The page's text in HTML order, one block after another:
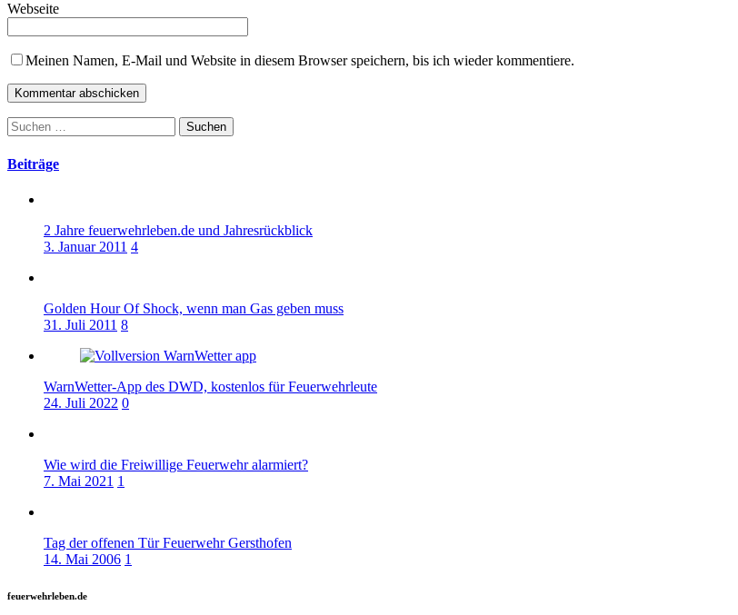
Webseite
Meinen Namen, E-Mail und Website in diesem Browser speichern, bis ich wieder kommentiere.
Suchen
nach:
Beiträge
2 Jahre feuerwehrleben.de und Jahresrückblick
3. Januar 2011 4
Golden Hour Of Shock, wenn man Gas geben muss
31. Juli 2011 8
WarnWetter-App des DWD, kostenlos für Feuerwehrleute
24. Juli 2022 0
Wie wird die Freiwillige Feuerwehr alarmiert?
7. Mai 2021 1
Tag der offenen Tür Feuerwehr Gersthofen
14. Mai 2006 1
feuerwehrleben.de